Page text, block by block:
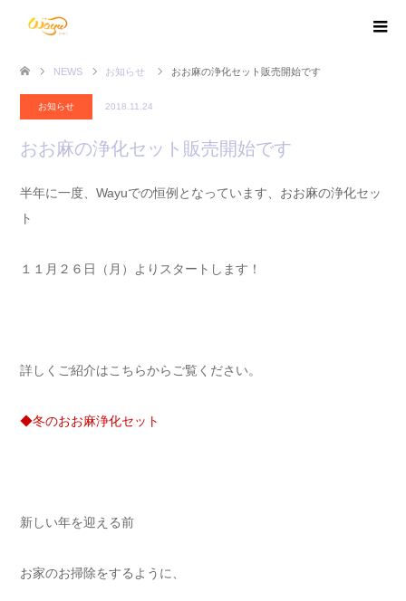
NEWS お知らせ おお麻の浄化セット販売開始です
お知らせ 2018.11.24
おお麻の浄化セット販売開始です
半年に一度、Wayuでの恒例となっています、おお麻の浄化セッ
ト
１１月２６日（月）よりスタートします！
詳しくご紹介はこちらからご覧ください。
◆冬のおお麻浄化セット
新しい年を迎える前
お家のお掃除をするように、